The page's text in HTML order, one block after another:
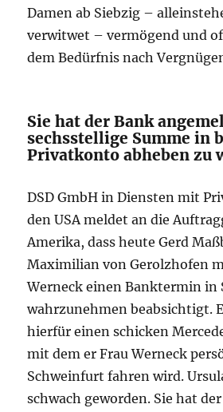
Damen ab Siebzig –
verwitwet – vermögend und
dem Bedürfnis nach
Sie hat der Bank
sechsstellige Summe in
Privatkonto abheben zu
DSD GmbH in Diensten mit
den USA meldet an die
Amerika, dass heute Gerd
Maximilian von Gerolzhofen
Werneck einen Banktermin in
wahrzunehmen beabsichtigt.
hierfür einen schicken
mit dem er Frau Werneck
Schweinfurt fahren wird.
schwach geworden. Sie hat